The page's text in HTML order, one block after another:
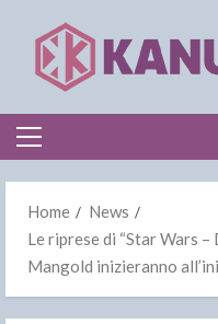
content
Primary
Home
News
Le riprese di “Star Wars –
Mangold inizieranno